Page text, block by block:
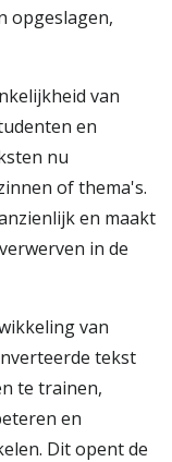
opgeslagen,
van
en
nu
of thema's.
en maakt
in de
van
tekst
te trainen,
en
Dit opent de